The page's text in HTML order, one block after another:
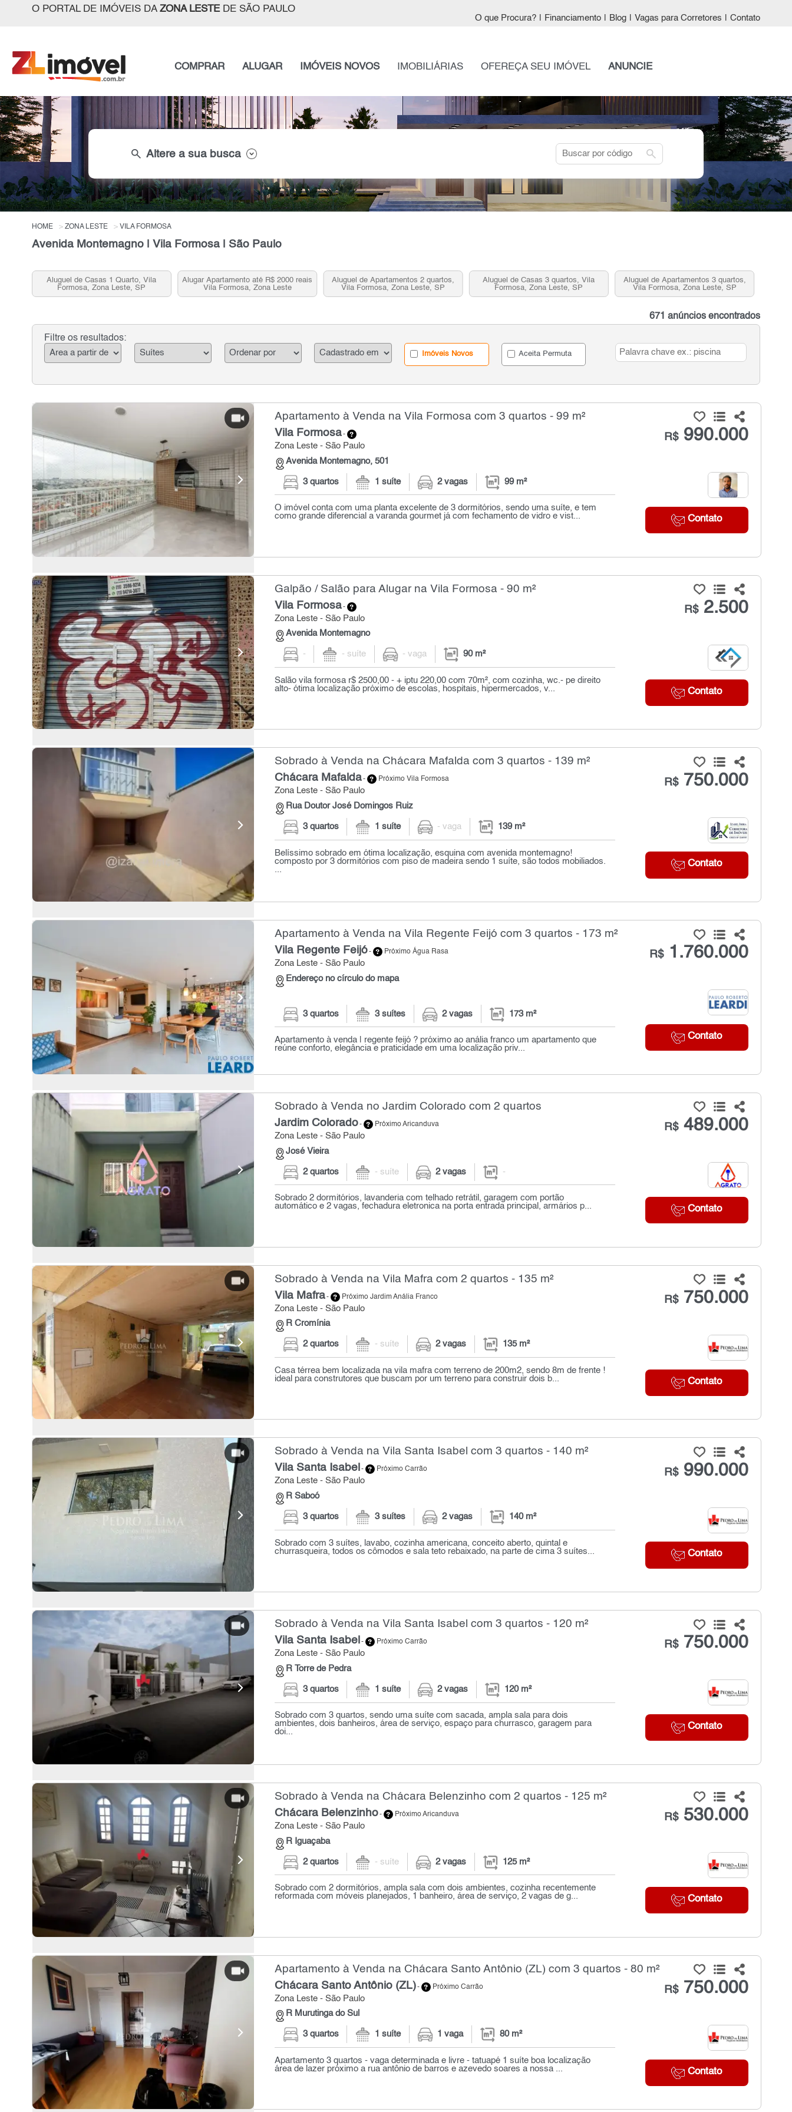
O PORTAL DE IMÓVEIS DA ZONA LESTEDE SÃO PAULO
O que Procura? Financiamento Blog Vagas para Corretores Contato
COMPRAR ALUGAR IMÓVEIS NOVOS IMOBILIÁRIAS OFEREÇA SEU IMÓVEL ANUNCIE
search Altere a sua busca search
HOME ZONA LESTE VILA FORMOSA
Avenida Montemagno | Vila Formosa | São Paulo
Aluguel de Casas 1 Quarto, Vila
Formosa, Zona Leste, SP
Alugar Apartamento até R$ 2000 reais
Vila Formosa, Zona Leste
Aluguel de Apartamentos 2 quartos,
Vila Formosa, Zona Leste, SP
Aluguel de Casas 3 quartos, Vila
Formosa, Zona Leste, SP
Aluguel de Apartamentos 3 quartos,
Vila Formosa, Zona Leste, SP
671 anúncios encontrados
Filtre os resultados:
Imóveis Novos Aceita Permuta
Apartamento à Venda na Vila Formosa com 3 quartos - 99 m²
Vila Formosa-
Zona Leste - São Paulo
Avenida Montemagno, 501
R$990.000
Contato
3 quartos 1 suíte 2 vagas 99 m²
O imóvel conta com uma planta excelente de 3 dormitórios, sendo uma suíte, e tem
como grande diferencial a varanda gourmet já com fechamento de vidro e vist...
Galpão / Salão para Alugar na Vila Formosa - 90 m²
Vila Formosa-
Zona Leste - São Paulo
Avenida Montemagno
R$2.500
Contato
- - suíte - vaga 90 m²
Salão vila formosa r$ 2500,00 - + iptu 220,00 com 70m², com cozinha, wc.- pe direito
alto- ótima localização próximo de escolas, hospitais, hipermercados, v...
Sobrado à Venda na Chácara Mafalda com 3 quartos - 139 m²
Chácara Mafalda- Próximo Vila Formosa
Zona Leste - São Paulo
Rua Doutor José Domingos Ruiz
R$750.000
Contato
3 quartos 1 suíte - vaga 139 m²
Belíssimo sobrado em ótima localização, esquina com avenida montemagno!
composto por 3 dormitórios com piso de madeira sendo 1 suíte, são todos mobiliados.
Apartamento à Venda na Vila Regente Feijó com 3 quartos - 173 m²
Vila Regente Feijó- Próximo Água Rasa
Zona Leste - São Paulo
Endereço no círculo do mapa
R$1.760.000
Contato
3 quartos 3 suítes 2 vagas 173 m²
Apartamento à venda | regente feijó ? próximo ao anália franco um apartamento que
reúne conforto, elegância e praticidade em uma localização priv...
Sobrado à Venda no Jardim Colorado com 2 quartos
Jardim Colorado- Próximo Aricanduva
Zona Leste - São Paulo
José Vieira
R$489.000
Contato
2 quartos - suíte 2 vagas -
Sobrado 2 dormitórios, lavanderia com telhado retrátil, garagem com portão
automático e 2 vagas, fechadura eletronica na porta entrada principal, armários p...
Sobrado à Venda na Vila Mafra com 2 quartos - 135 m²
Vila Mafra- Próximo Jardim Anália Franco
Zona Leste - São Paulo
R Cromínia
R$750.000
Contato
2 quartos - suíte 2 vagas 135 m²
Casa térrea bem localizada na vila mafra com terreno de 200m2, sendo 8m de frente !
ideal para construtores que buscam por um terreno para construir dois b...
Sobrado à Venda na Vila Santa Isabel com 3 quartos - 140 m²
Vila Santa Isabel - Próximo Carrão
Zona Leste - São Paulo
R Saboó
R$990.000
Contato
3 quartos 3 suítes 2 vagas 140 m²
Sobrado com 3 suítes, lavabo, cozinha americana, conceito aberto, quintal e
churrasqueira, todos os cômodos e sala teto rebaixado, na parte de cima 3 suítes...
Sobrado à Venda na Vila Santa Isabel com 3 quartos - 120 m²
Vila Santa Isabel - Próximo Carrão
Zona Leste - São Paulo
R Torre de Pedra
R$750.000
Contato
3 quartos 1 suíte 2 vagas 120 m²
Sobrado com 3 quartos, sendo uma suíte com sacada, ampla sala para dois
ambientes, dois banheiros, área de serviço, espaço para churrasco, garagem para
doi...
Sobrado à Venda na Chácara Belenzinho com 2 quartos - 125 m²
Chácara Belenzinho- Próximo Aricanduva
Zona Leste - São Paulo
R Iguaçaba
R$530.000
Contato
2 quartos - suíte 2 vagas 125 m²
Sobrado com 2 dormitórios, ampla sala com dois ambientes, cozinha recentemente
reformada com móveis planejados, 1 banheiro, área de serviço, 2 vagas de g...
Apartamento à Venda na Chácara Santo Antônio (ZL) com 3 quartos - 80 m²
Chácara Santo Antônio (ZL)- Próximo Carrão
Zona Leste - São Paulo
R Murutinga do Sul
R$750.000
Contato
3 quartos 1 suíte 1 vaga 80 m²
Apartamento 3 quartos - vaga determinada e livre - tatuapé 1 suíte boa localização
área de lazer próximo a rua antônio de barros e azevedo soares a nossa ...